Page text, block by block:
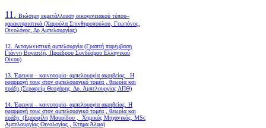
11. Βιώσιμη εκμετάλλευση οικογενειακού τύπου–
χαρακτηριστικά (Χαρούλα Σπινθηροπούλου, Γεωπόνος,
Οινολόγος, Δρ Αμπελουργίας)
12. Ανταγωνιστική αμπελουργία (Γραπτή παρέμβαση
Γιάννη Βογιατζή, Προέδρου Συνδέσμου Ελληνικού
Οίνου)
13. Έρευνα – καινοτομία- αμπελουργία ακριβείας. Η
εφαρμογή τους στον αμπελουργικό τομέα , θεωρία και
πράξη.(Σεραφείμ Θεοχάρης, Δρ. Αμπελουργίας ΑΠΘ)
14. Έρευνα – καινοτομία- αμπελουργία ακριβείας. Η
εφαρμογή τους στον αμπελουργικό τομέα , θεωρία και
πράξη. (Εμορφίλη Μαυρίδου , Χημικός Μηχανικός, MSc
Αμπελουργίας Οινολογίας , Κτήμα Άλφα)